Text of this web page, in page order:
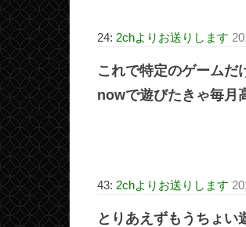
24: 2chよりお送りします
これで特定のゲームだ
nowで遊びたきゃ毎月
43: 2chよりお送りします
とりあえずもうちょい